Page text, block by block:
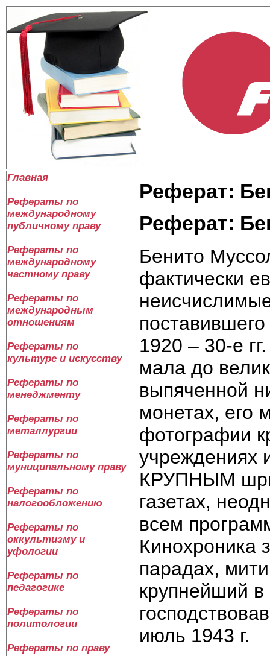
Главная
Рефераты по
международному
публичному праву
Рефераты по
международному
частному праву
Рефераты по
международным
отношениям
Рефераты по
культуре и искусству
Рефераты по
менеджменту
Рефераты по
металлургии
Рефераты по
муниципальному праву
Рефераты по
налогообложению
Рефераты по
оккультизму и
уфологии
Рефераты по
педагогике
Рефераты по
политологии
Рефераты по праву
Реферат:
Реферат:
Бенито
фактически
1920 – 30-е
мала до
выпяченной
монетах, его
фотографии
учреждениях
КРУПНЫМ
газетах,
всем
Кинохроника
парадах,
крупнейший в
июль 1943 г.